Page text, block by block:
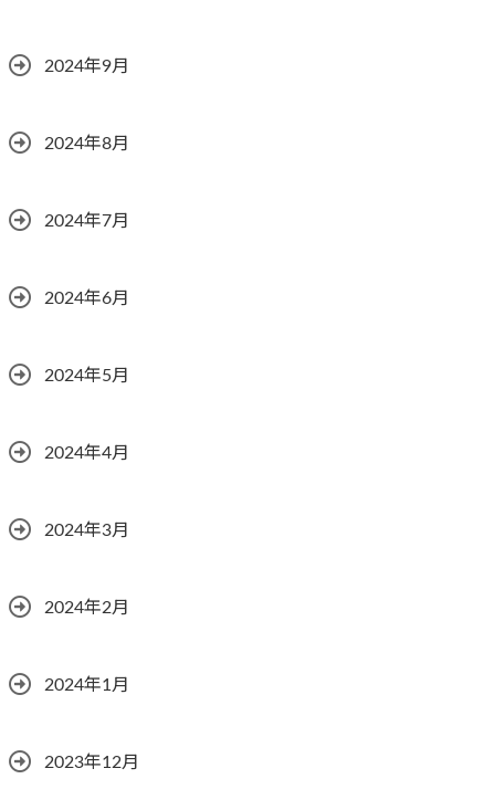
2024年9月
2024年8月
2024年7月
2024年6月
2024年5月
2024年4月
2024年3月
2024年2月
2024年1月
2023年12月